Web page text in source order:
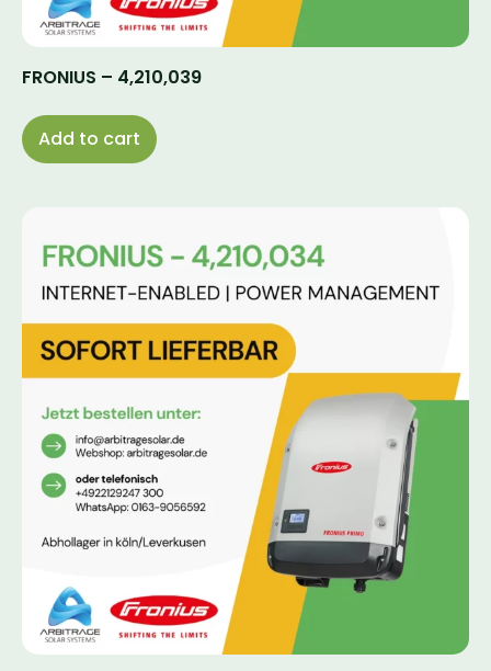
FRONIUS – 4,210,039
Add to cart